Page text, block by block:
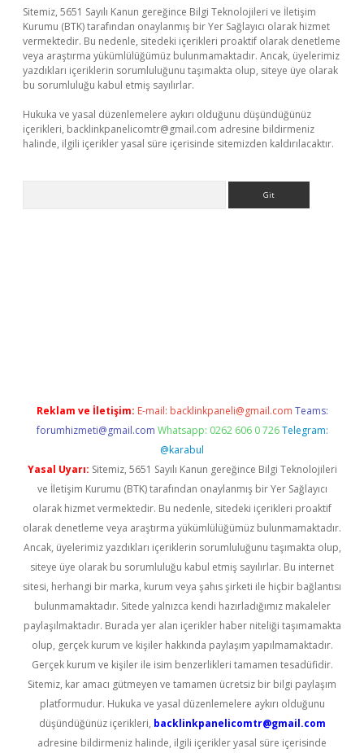
Sitemiz, 5651 Sayılı Kanun gereğince Bilgi Teknolojileri ve İletişim
Kurumu (BTK) tarafından onaylanmış bir Yer Sağlayıcı olarak hizmet
vermektedir. Bu nedenle, sitedeki içerikleri proaktif olarak denetleme
veya araştırma yükümlülüğümüz bulunmamaktadır. Ancak, üyelerimiz
yazdıkları içeriklerin sorumluluğunu taşımakta olup, siteye üye olarak
bu sorumluluğu kabul etmiş sayılırlar.
Hukuka ve yasal düzenlemelere aykırı olduğunu düşündüğünüz
içerikleri, backlinkpanelicomtr@gmail.com adresine bildirmeniz
halinde, ilgili içerikler yasal süre içerisinde sitemizden kaldırılacaktır.
Reklam ve İletişim: E-mail: backlinkpaneli@gmail.com Teams:
forumhizmeti@gmail.com Whatsapp: 0262 606 0 726 Telegram:
@karabul
Yasal Uyarı: Sitemiz, 5651 Sayılı Kanun gereğince Bilgi Teknolojileri
ve İletişim Kurumu (BTK) tarafından onaylanmış bir Yer Sağlayıcı
olarak hizmet vermektedir. Bu nedenle, sitedeki içerikleri proaktif
olarak denetleme veya araştırma yükümlülüğümüz bulunmamaktadır.
Ancak, üyelerimiz yazdıkları içeriklerin sorumluluğunu taşımakta olup,
siteye üye olarak bu sorumluluğu kabul etmiş sayılırlar. Bu internet
sitesi, herhangi bir marka, kurum veya şahıs şirketi ile hiçbir bağlantısı
bulunmamaktadır. Sitede yalnızca kendi hazırladığımız makaleler
paylaşılmaktadır. Burada yer alan içerikler haber niteliği taşımamakta
olup, gerçek kurum ve kişiler hakkında paylaşım yapılmamaktadır.
Gerçek kurum ve kişiler ile isim benzerlikleri tamamen tesadüfidir.
Sitemiz, kar amacı gütmeyen ve tamamen ücretsiz bir bilgi paylaşım
platformudur. Hukuka ve yasal düzenlemelere aykırı olduğunu
düşündüğünüz içerikleri, backlinkpanelicomtr@gmail.com
adresine bildirmeniz halinde, ilgili içerikler yasal süre içerisinde